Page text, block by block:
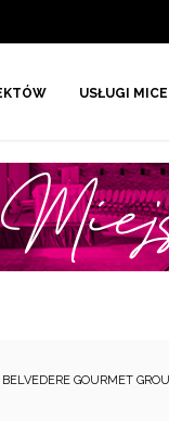
USŁUGI MICE
BELVEDERE GOURMET